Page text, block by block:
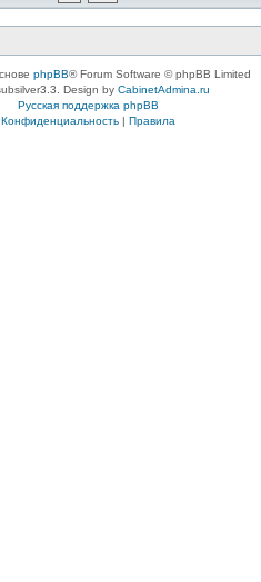
phpBB® Forum Software © phpBB Limited
Design by CabinetAdmina.ru
Русская поддержка phpBB
Конфиденциальность| Правила